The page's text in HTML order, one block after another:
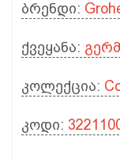
ბრენდი:
ქვეყანა:
კოლექცია:
კოდი: